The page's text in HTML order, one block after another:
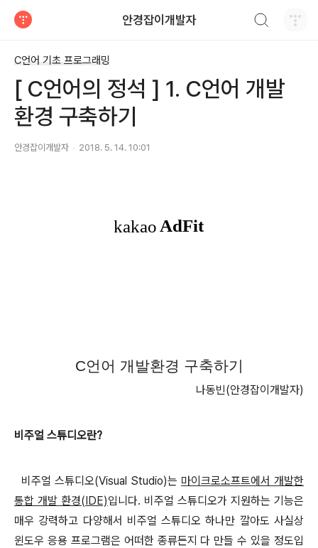
안경잡이개발자
C언어 기초 프로그래밍
[ C언어의 정석 ] 1. C언어 개발
환경 구축하기
안경잡이개발자 2018. 5. 14. 10:01
C언어 개발환경 구축하기
나동빈(안경잡이개발자)
비주얼 스튜디오란?
비주얼 스튜디오(Visual Studio)는 마이크로소프트에서 개발한
통합 개발 환경(IDE)입니다. 비주얼 스튜디오가 지원하는 기능은
매우 강력하고 다양해서 비주얼 스튜디오 하나만 깔아도 사실상
윈도우 응용 프로그램은 어떠한 종류든지 다 만들 수 있을 정도입